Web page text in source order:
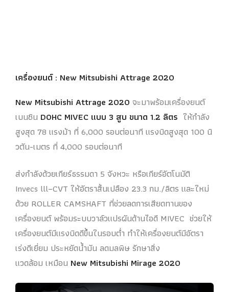
เครื่องยนต์ : New Mitsubishi Attrage 2020
New Mitsubishi Attrage 2020 จะมาพร้อมเครื่องยนต์
เบนซิน DOHC MIVEC แบบ 3 สูบ ขนาด 1.2 ลิตร ให้กำลัง
สูงสุด 78 แรงม้า ที่ 6,000 รอบต่อนาที แรงบิดสูงสุด 100 นิ
วตัน-เมตร ที่ 4,000 รอบต่อนาที
ส่งกำลังด้วยเกียร์ธรรมดา 5 จังหวะ หรือเกียร์อัตโนมัติ
Invecs lll–CVT ให้อัตราสิ้นเปลือง 23.3 กม./ลิตร และใหม่
ด้วย ROLLER CAMSHAFT ที่ช่วยลดการเสียดทานของ
เครื่องยนต์ พร้อมระบบวาล์วแปรผันด้านไอดี MIVEC ช่วยให้
เครื่องยนต์มีแรงบิดดีขึ้นในรอบต่ำ ทำให้เครื่องยนต์มีอัตรา
เร่งดีเยี่ยม ประหยัดน้ำมัน ลดมลพิษ รักษาสิ่ง
แวดล้อม เหมือน New Mitsubishi Mirage 2020